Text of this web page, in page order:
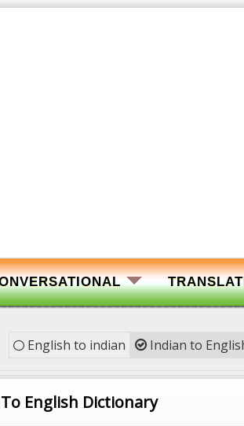
English to indian Indian to
English Dictionary
Hindi To English Dictionary
Tamil To English Dictionary
Telugu To English Dictionary
Malayalam To English
Kannada To English Dictionary